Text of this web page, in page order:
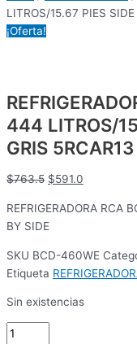
LITROS/15.67 PIES
¡Oferta!
444 LITROS/
GRIS 5RCAR13
$763.5 $591.0
REFRIGERADORA RCA
BY SIDE
SKU BCD-460WE
Etiqueta
Sin existencias